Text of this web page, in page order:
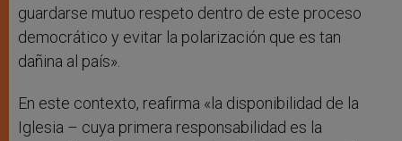
guardarse mutuo respeto dentro de este proceso
democrático y evitar la polarización que es tan
dañina al país».
En este contexto, reafirma «la disponibilidad de la
Iglesia – cuya primera responsabilidad es la